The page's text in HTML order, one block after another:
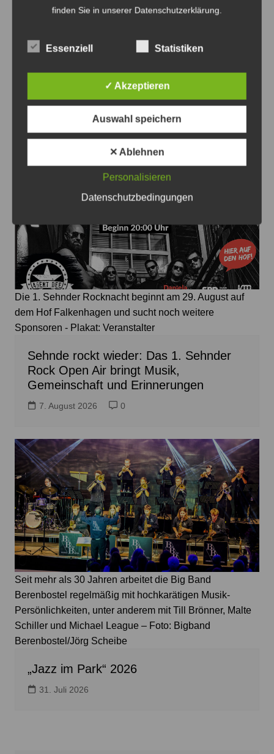
Beitragsnavigation
Das könnte Sie auch interessieren
Die 1. Sehnder Rocknacht beginnt am 29. August auf
dem Hof Falkenhagen und sucht noch weitere
Sponsoren - Plakat: Veranstalter
Sehnde rockt wieder: Das 1. Sehnder
Rock Open Air bringt Musik,
Gemeinschaft und Erinnerungen
7. August 2026 0
Seit mehr als 30 Jahren arbeitet die Big Band
Berenbostel regelmäßig mit hochkarätigen Musik-
Persönlichkeiten, unter anderem mit Till Brönner, Malte
Schiller und Michael League – Foto: Bigband
Berenbostel/Jörg Scheibe
„Jazz im Park“ 2026
31. Juli 2026
finden Sie in unserer Datenschutzerklärung.
Essenziell Statistiken
✓ Akzeptieren
Auswahl speichern
✕ Ablehnen
Personalisieren
Datenschutzbedingungen